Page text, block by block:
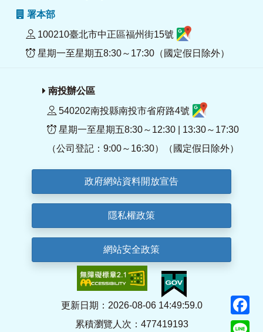
署本部
100210臺北市中正區福州街15號
星期一至星期五8:30～17:30（國定假日除外）
南投辦公區
540202南投縣南投市省府路4號
星期一至星期五8:30～12:30 | 13:30～17:30
（公司登記：9:00～16:30）（國定假日除外）
政府網站資料開放宣告
隱私權政策
網站安全政策
更新日期：2026-08-06 14:49:59.0
累積瀏覽人次：477419193